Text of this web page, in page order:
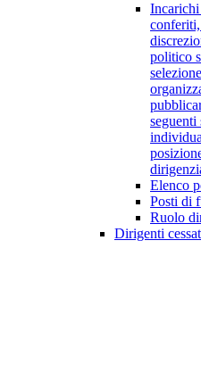
politico
Elenco
Posti di
Ruolo
Dirigenti